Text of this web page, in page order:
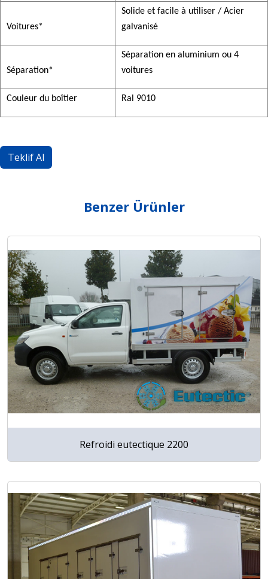
Voitures*
Solide et facile à utiliser / Acier
galvanisé
Séparation*
Séparation en aluminium ou 4
voitures
Couleur du boîtier Ral 9010
Teklif Al
Benzer Ürünler
Refroidi eutectique 2200